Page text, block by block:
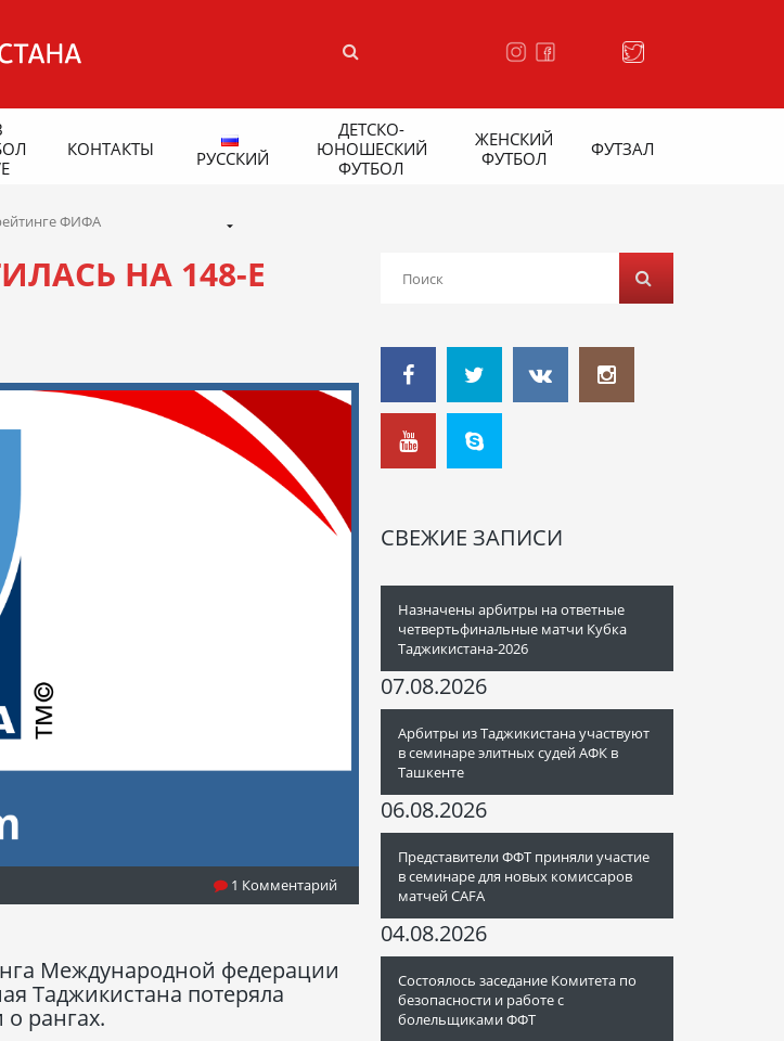
КОНТАКТЫ РУССКИЙ
ДЕТСКО-
ЮНОШЕСКИЙ
ФУТБОЛ
ЖЕНСКИЙ
ФУТБОЛ
ФУТЗАЛ
ФИФА
НА 148-Е
1 Комментарий
Международной федерации
Таджикистана потеряла
о рангах.
СВЕЖИЕ ЗАПИСИ
Назначены арбитры на ответные
четвертьфинальные матчи Кубка
Таджикистана-2026
07.08.2026
Арбитры из Таджикистана участвуют
в семинаре элитных судей АФК в
Ташкенте
06.08.2026
Представители ФФТ приняли участие
в семинаре для новых комиссаров
матчей CAFA
04.08.2026
Состоялось заседание Комитета по
безопасности и работе с
болельщиками ФФТ